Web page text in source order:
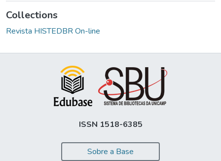
Collections
Revista HISTEDBR On-line
ISSN 1518-6385
Sobre a Base